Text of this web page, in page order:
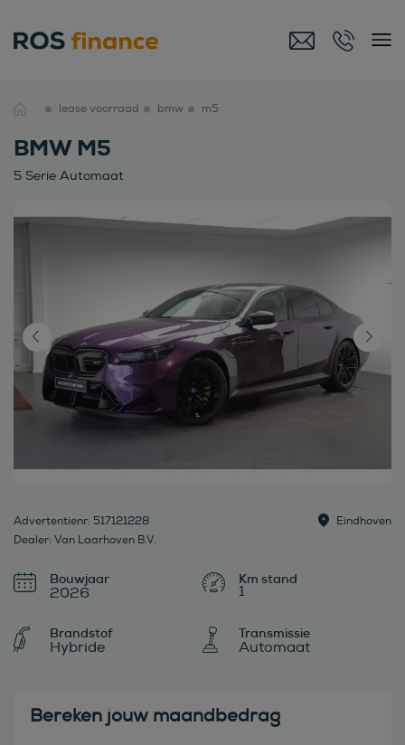
lease voorraad bmw m5
BMW M5
5 Serie Automaat
Advertentienr: 517121228
Dealer: Van Laarhoven B.V.
Eindhoven
Bouwjaar
2026 1
Brandstof
Hybride
Transmissie
Automaat
Bereken jouw maandbedrag